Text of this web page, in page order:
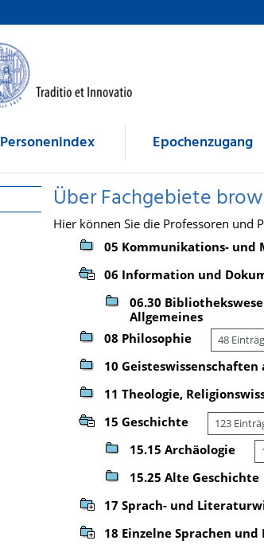
Personenindex Epochenzugang
Über Fachgebiete
Hier können Sie die Professoren und
05 Kommunikations- und
06 Information und
06.30
Allgemeines
08 Philosophie 48
10 Geisteswissenschaften
11 Theologie,
15 Geschichte 123
15.15 Archäologie
15.25 Alte Geschichte
17 Sprach- und
18 Einzelne Sprachen